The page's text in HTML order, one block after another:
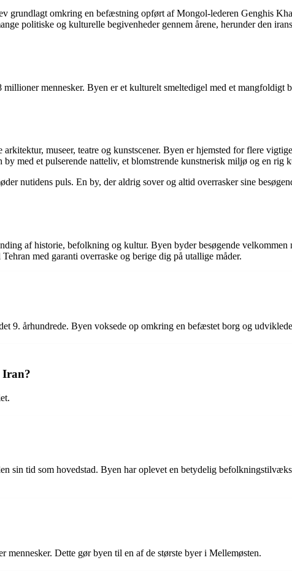
grundlagt omkring en befæstning opført af Mongol-lederen Genghis
politiske og kulturelle begivenheder gennem årene, herunder den
mennesker. Byen er et kulturelt smeltedigel med et
museer, teatre og kunstscener. Byen er hjemsted for flere
med et pulserende natteliv, et blomstrende kunstnerisk miljø og en rig
nutidens puls. En by, der aldrig sover og altid overrasker sine
af historie, befolkning og kultur. Byen byder besøgende
med garanti overraske og berige dig på utallige måder.
9. århundrede. Byen voksede op omkring en befæstet borg og
Iran?
sin tid som hovedstad. Byen har oplevet en betydelig
Dette gør byen til en af de største byer i Mellemøsten.